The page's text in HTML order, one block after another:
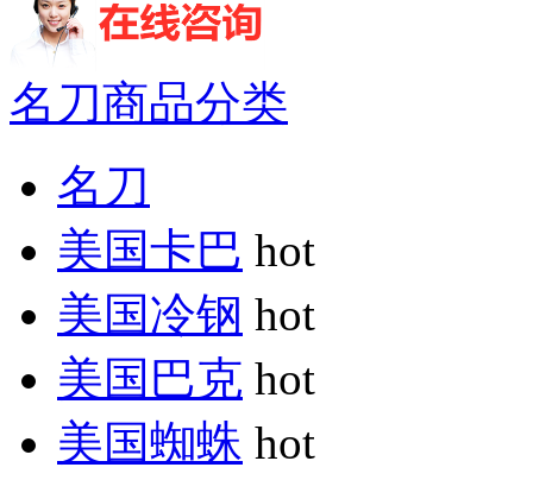
名刀商品分类
名刀
美国卡巴 hot
美国冷钢 hot
美国巴克 hot
美国蜘蛛 hot